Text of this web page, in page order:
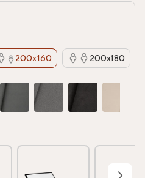
200х160 200х180